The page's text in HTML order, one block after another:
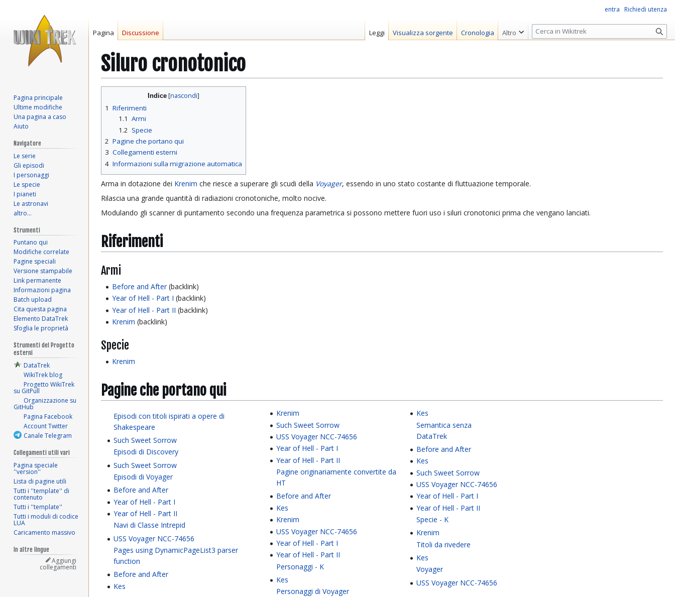
Siluro cronotonico
navigazione
ricerca
Indice
1 Riferimenti
1.1 Armi
1.2 Specie
2 Pagine che portano qui
3 Collegamenti esterni
4 Informazioni sulla migrazione automatica
Arma in dotazione dei Krenim che riesce a superare gli scudi della Voyager, essendo in uno stato costante di fluttuazione temporale.
Rilascia una grande quantità di radiazioni cronotoniche, molto nocive.
Modulando gli scanner di puntamento secondo una frequenza parametrica si possono mettere fuori uso i siluri cronotonici prima che vengano lanciati.
Riferimenti
Armi
Before and After(backlink)
Year of Hell - Part I (backlink)
Year of Hell - Part II (backlink)
Krenim (backlink)
Specie
Krenim
Pagine che portano qui
Episodi con titoli ispirati a opere di
Shakespeare
Such Sweet Sorrow
Episodi di Discovery
Such Sweet Sorrow
Episodi di Voyager
Before and After
Year of Hell - Part I
Year of Hell - Part II
Navi di Classe Intrepid
USS Voyager NCC-74656
Pages using DynamicPageList3 parser
function
Before and After
Kes
Krenim
Such Sweet Sorrow
USS Voyager NCC-74656
Year of Hell - Part I
Year of Hell - Part II
Pagine originariamente convertite da
HT
Before and After
Kes
Krenim
USS Voyager NCC-74656
Year of Hell - Part I
Year of Hell - Part II
Personaggi - K
Kes
Personaggi di Voyager
Kes
Semantica senza
DataTrek
Before and After
Kes
Such Sweet Sorrow
USS Voyager NCC-74656
Year of Hell - Part I
Year of Hell - Part II
Specie - K
Krenim
Titoli da rivedere
Kes
Voyager
USS Voyager NCC-74656
entra Richiedi utenza
Pagina Discussione Leggi Visualizza sorgente Cronologia Altro
R
i
r
Pagina principale
Ultime modifiche
Una pagina a caso
Aiuto
Navigatore
Le serie
Gli episodi
I personaggi
Le specie
I pianeti
Le astronavi
altro…
Strumenti
Puntano qui
Modifiche correlate
Pagine speciali
Versione stampabile
Link permanente
Informazioni pagina
Batch upload
Cita questa pagina
Elemento DataTrek
Sfoglia le proprietà
Strumenti del Progetto
esterni
DataTrek
WikiTrek blog
Progetto WikiTrek
su GitPull
Organizzazione su
GitHub
Pagina Facebook
Account Twitter
Canale Telegram
Collegamenti utili vari
Pagina speciale
''version''
Lista di pagine utili
Tutti i ''template'' di
contenuto
Tutti i ''template''
Tutti i moduli di codice
LUA
Caricamento massivo
In altre lingue
Aggiungi
collegamenti